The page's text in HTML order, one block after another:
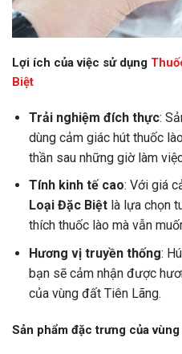
Lợi ích của việc sử dụng
Biệt
Trải nghiệm đích thực:
dùng cảm giác hút thuốc
thần sau những giờ làm
Tính kinh tế cao: Với giá
Loại Đặc Biệt là lựa chọn
thích thuốc lào mà vẫn
Hương vị truyền thống:
bạn sẽ cảm nhận được
của vùng đất Tiên Lãng.
Sản phẩm đặc trưng của